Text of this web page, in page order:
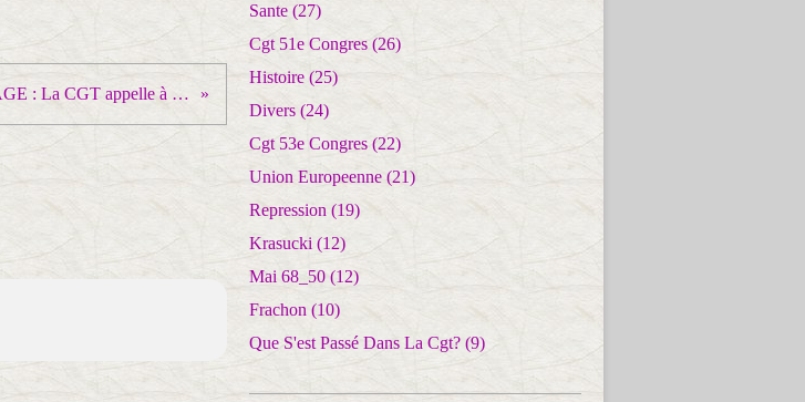
ASSURANCE CHOMAGE : La CGT appelle à développer les mobilisations unitaires et dans toutes les professions partout en France, le 26 juin
Sante (27)
Cgt 51e Congres (26)
Histoire (25)
Divers (24)
Cgt 53e Congres (22)
Union Europeenne (21)
Repression (19)
Krasucki (12)
Mai 68_50 (12)
Frachon (10)
Que S'est Passé Dans La Cgt? (9)